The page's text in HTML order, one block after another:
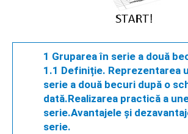
1 Gruparea în serie a două
1.1 Definiție. Reprezentarea
serie a două becuri după o
dată.Realizarea practică a
serie.Avantajele și
serie.